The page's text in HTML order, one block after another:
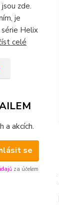
zde.
je
Helix
celé
a akcích.
se
za účelem